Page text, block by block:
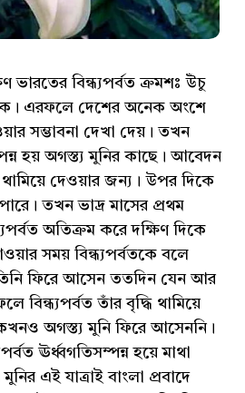
বিন্ধ্যপর্বত ক্রমশঃ উঁচু
এরফলে দেশের অনেক অংশে
সম্ভাবনা দেখা দেয়। তখন
হয় অগস্ত্য মুনির কাছে। আবেদন
থামিয়ে দেওয়ার জন্য। উপর দিকে
তখন ভাদ্র মাসের প্রথম
অতিক্রম করে দক্ষিণ দিকে
সময় বিন্ধ্যপর্বতকে বলে
ফিরে আসেন ততদিন যেন আর
বিন্ধ্যপর্বত তাঁর বৃদ্ধি থামিয়ে
অগস্ত্য মুনি ফিরে আসেননি।
ঊর্ধ্বগতিসম্পন্ন হয়ে মাথা
এই যাত্রাই বাংলা প্রবাদে